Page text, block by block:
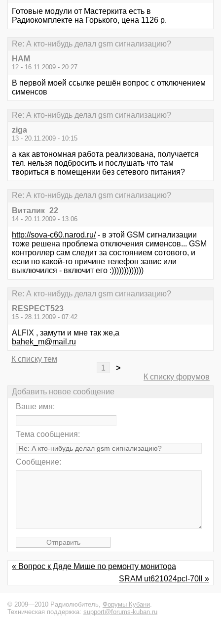
Готовые модули от Мастеркита есть в
Радиокомплекте на Горького, цена 1126 р.
Re: А кто-нибудь делал gsm сигнализацию?
HAM
12 - 16.11.2009 - 20:27
В первой моей ссылке решён вопрос с отключением
сименсов
Re: А кто-нибудь делал gsm сигнализацию?
ziga
13 - 20.11.2009 - 10:15
а как автономная работа реализована, получается
тел. нельзя подбросить и послушать что там
твориться в помещении без сетевого питания?
Re: А кто-нибудь делал gsm сигнализацию?
Виталик_22
14 - 20.11.2009 - 13:06
http://sova-c60.narod.ru/- в этой GSM сигнализации
тоже решена проблема отключения сименсов... GSM
контроллер сам следит за состоянием сотового, и
если по какой-то причине телефон завис или
выключился - включит его :)))))))))))))
Re: А кто-нибудь делал gsm сигнализацию?
RESPECT523
15 - 28.11.2009 - 07:42
ALFIX , замути и мне так же,а
bahek_m@mail.ru
К списку тем
1
>
К списку форумов
Добавить новое сообщение
Ваше имя:
Тема сообщения:
Сообщение:
« Вопрос к Дяде Мише по ремонту монитора
SRAM ut621024pcl-70ll »
© 2009—2010 Радиолюбитель, Форумы Кубани.
Техническая поддержка: support@forums-kuban.ru